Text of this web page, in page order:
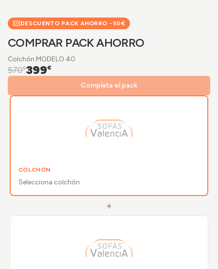
DESCUENTO PACK AHORRO − 50€
COMPRAR PACK AHORRO
Colchón MODELO 40
570€399€
Completa el pack
COLCHÓN
Selecciona colchón
+